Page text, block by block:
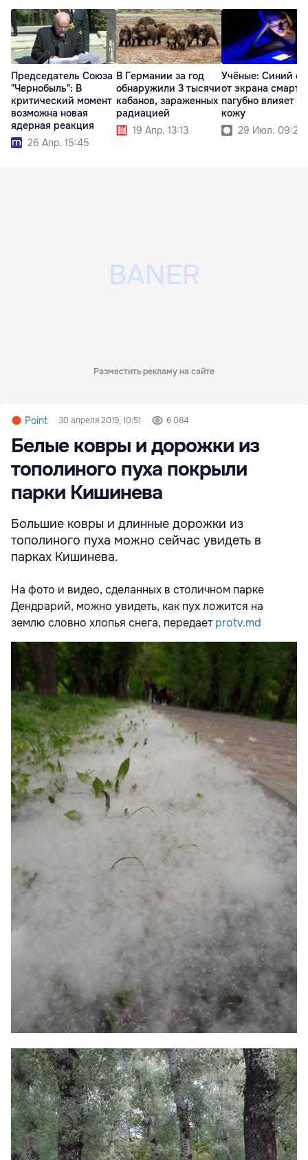
Председатель Союза
"Чернобыль": В
критический момент
возможна новая
ядерная реакция
26 Апр. 15:45
В Германии за год
обнаружили 3 тысячи
кабанов, зараженных
радиацией
19 Апр. 13:13
Учёные: Синий
от экрана
пагубно влияет на
кожу
29 Июл. 09:21
Разместить рекламу на сайте
Point 30 апреля 2019, 10:51 6 084
Белые ковры и дорожки из
тополиного пуха покрыли
парки Кишинева
Большие ковры и длинные дорожки из
тополиного пуха можно сейчас увидеть в
парках Кишинева.
На фото и видео, сделанных в столичном парке
Дендрарий, можно увидеть, как пух ложится на
землю словно хлопья снега, передаетprotv.md